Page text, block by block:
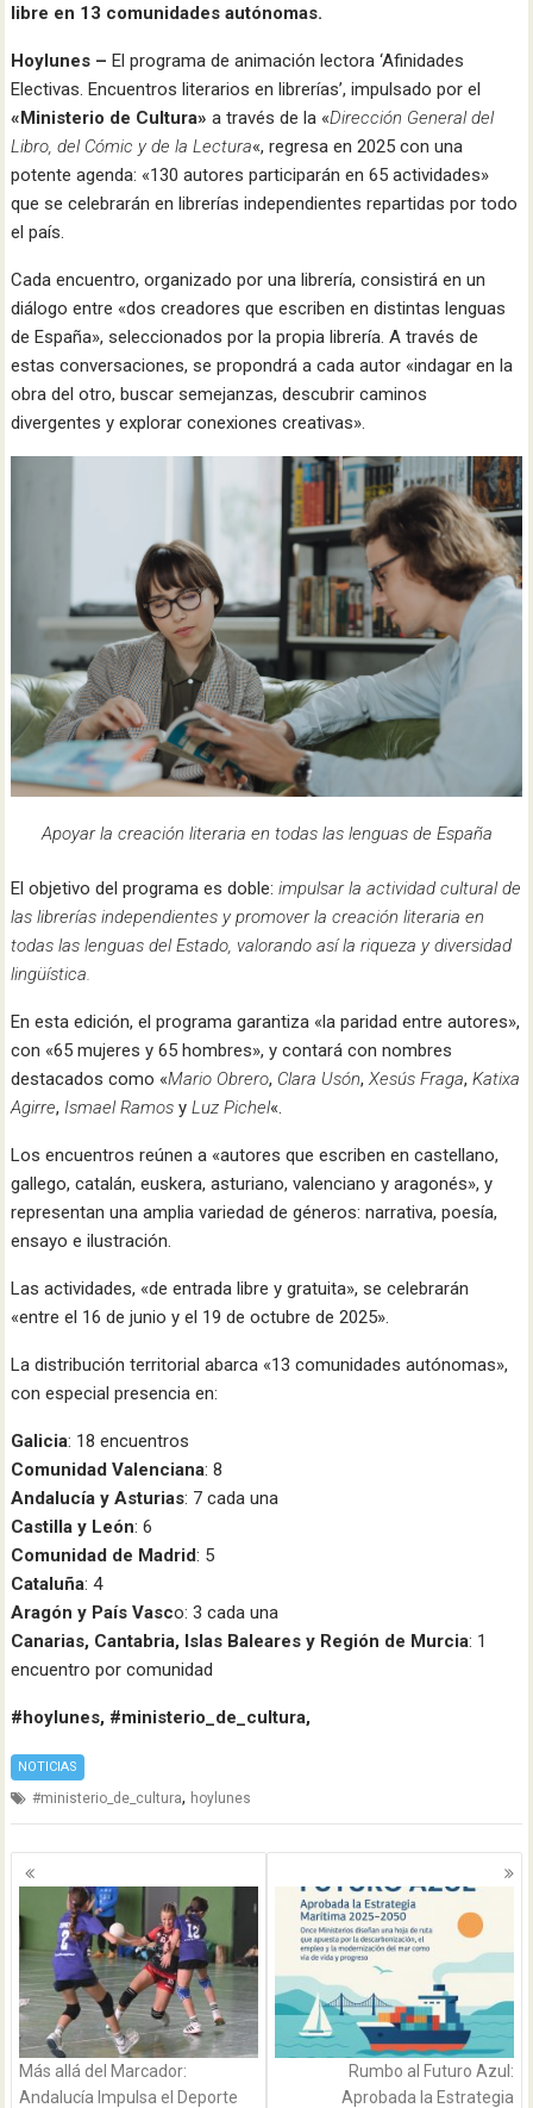
libre en 13 comunidades autónomas.
Hoylunes – El programa de animación lectora ‘Afinidades
Electivas. Encuentros literarios en librerías’, impulsado por el
«Ministerio de Cultura» a través de la «Dirección General del
Libro, del Cómic y de la Lectura«, regresa en 2025 con una
potente agenda: «130 autores participarán en 65 actividades»
que se celebrarán en librerías independientes repartidas por todo
el país.
Cada encuentro, organizado por una librería, consistirá en un
diálogo entre «dos creadores que escriben en distintas lenguas
de España», seleccionados por la propia librería. A través de
estas conversaciones, se propondrá a cada autor «indagar en la
obra del otro, buscar semejanzas, descubrir caminos
divergentes y explorar conexiones creativas».
Apoyar la creación literaria en todas las lenguas de España
El objetivo del programa es doble:impulsar la actividad cultural de
las librerías independientes y promover la creación literaria en
todas las lenguas del Estado, valorando así la riqueza y diversidad
lingüística.
En esta edición, el programa garantiza «la paridad entre autores»,
con «65 mujeres y 65 hombres», y contará con nombres
destacados como «Mario Obrero, Clara Usón,Xesús Fraga,Katixa
Agirre,Ismael Ramos yLuz Pichel«.
Los encuentros reúnen a «autores que escriben en castellano,
gallego, catalán, euskera, asturiano, valenciano y aragonés», y
representan una amplia variedad de géneros: narrativa, poesía,
ensayo e ilustración.
Las actividades, «de entrada libre y gratuita», se celebrarán
«entre el 16 de junio y el 19 de octubre de 2025».
La distribución territorial abarca «13 comunidades autónomas»,
con especial presencia en:
Galicia: 18 encuentros
Comunidad Valenciana: 8
Andalucía y Asturias: 7 cada una
Castilla y León: 6
Comunidad de Madrid: 5
Cataluña: 4
Aragón y País Vasco: 3 cada una
Canarias, Cantabria, Islas Baleares y Región de Murcia: 1
encuentro por comunidad
#hoylunes, #ministerio_de_cultura,
NOTICIAS
#ministerio_de_cultura, hoylunes
Navegación
de
entradas
Más allá del Marcador:
Andalucía Impulsa el Deporte
Rumbo al Futuro Azul:
Aprobada la Estrategia